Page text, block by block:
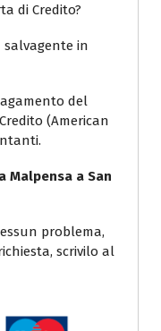
di Credito?
salvagente in
del
(American
Malpensa a San
problema,
scrivilo al